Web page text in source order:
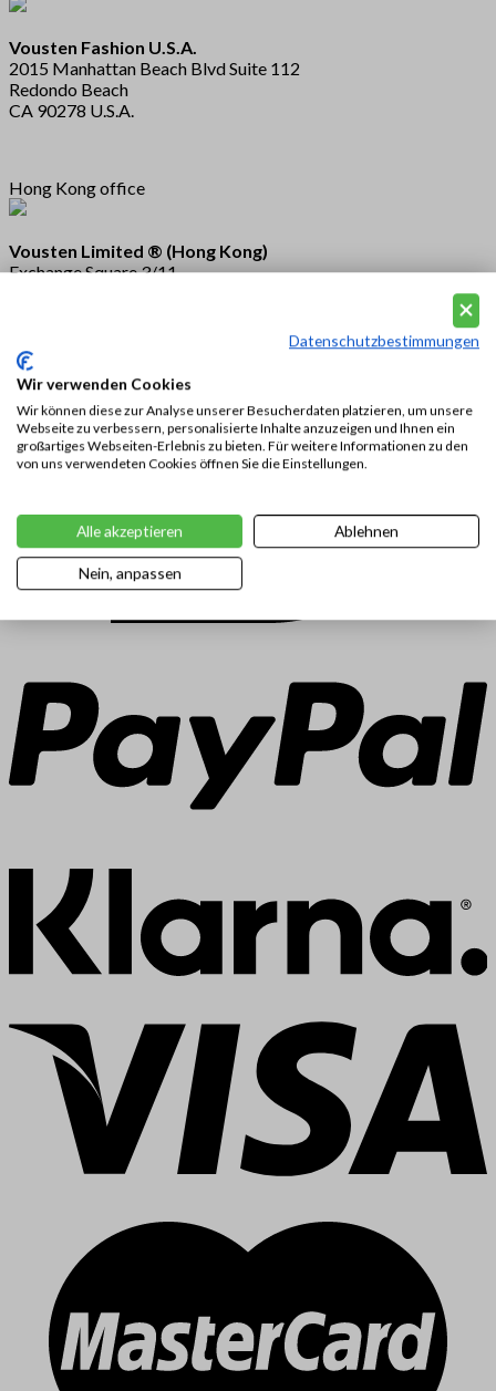
Vousten Fashion U.S.A.
2015 Manhattan Beach Blvd Suite 112
Redondo Beach
CA 90278 U.S.A.
Hong Kong office
Vousten Limited ® (Hong Kong)
Exchange Square 3/11
Datenschutzbestimmungen
Wir verwenden Cookies
Wir können diese zur Analyse unserer Besucherdaten platzieren, um unsere
Webseite zu verbessern, personalisierte Inhalte anzuzeigen und Ihnen ein
großartiges Webseiten-Erlebnis zu bieten. Für weitere Informationen zu den
von uns verwendeten Cookies öffnen Sie die Einstellungen.
Alle akzeptieren Ablehnen
Nein, anpassen